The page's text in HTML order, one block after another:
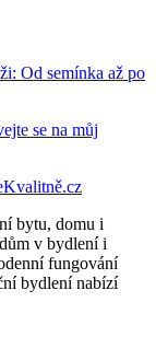
Od semínka až po
se na můj
bytu, domu i
v bydlení i
fungování
bydlení nabízí